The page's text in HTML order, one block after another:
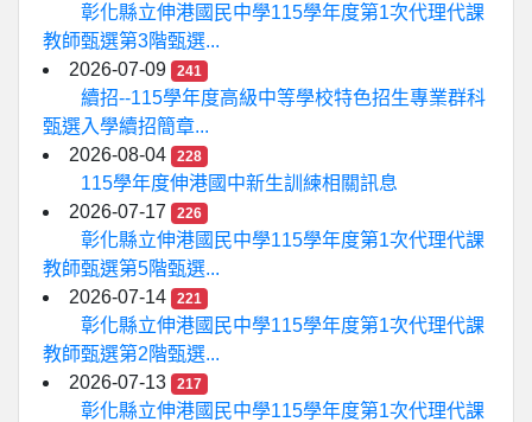
彰化縣立伸港國民中學115學年度第1次代理代課
教師甄選第3階甄選...
2026-07-09
241
續招--115學年度高級中等學校特色招生專業群科
甄選入學續招簡章...
2026-08-04
228
115學年度伸港國中新生訓練相關訊息
2026-07-17
226
彰化縣立伸港國民中學115學年度第1次代理代課
教師甄選第5階甄選...
2026-07-14
221
彰化縣立伸港國民中學115學年度第1次代理代課
教師甄選第2階甄選...
2026-07-13
217
彰化縣立伸港國民中學115學年度第1次代理代課